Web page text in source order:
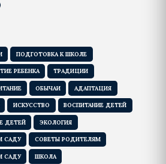
ПОДГОТОВКА К ШКОЛЕ
РЕБЕНКА ТРАДИЦИИ
ОБЫЧАИ АДАПТАЦИЯ
ИСКУССТВО ВОСПИТАНИЕ ДЕТЕЙ
ДЕТЕЙ ЭКОЛОГИЯ
САДУ СОВЕТЫ РОДИТЕЛЯМ
САДУ ШКОЛА